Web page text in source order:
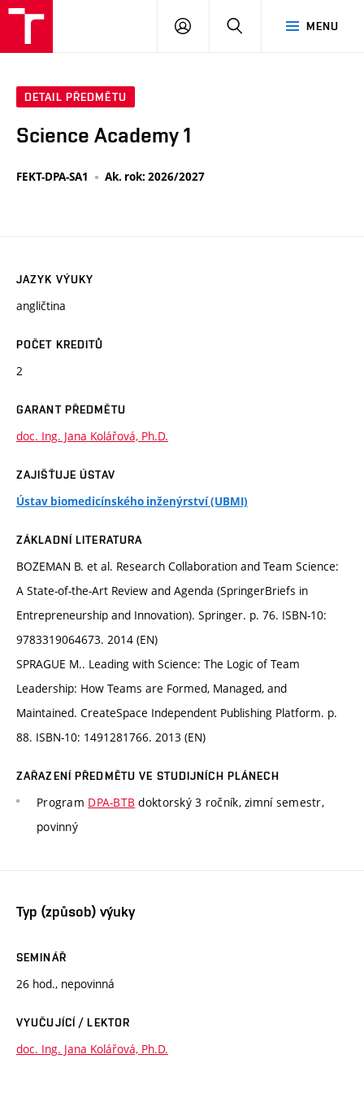
MENU
PŘIHLÁSIT
DETAIL PŘEDMĚTU
Science Academy 1
FEKT-DPA-SA1 Ak. rok: 2026/2027
JAZYK VÝUKY
angličtina
POČET KREDITŮ
2
GARANT PŘEDMĚTU
doc. Ing. Jana Kolářová, Ph.D.
ZAJIŠŤUJE ÚSTAV
Ústav biomedicínského inženýrství (UBMI)
ZÁKLADNÍ LITERATURA
BOZEMAN B. et al. Research Collaboration and Team Science:
A State-of-the-Art Review and Agenda (SpringerBriefs in
Entrepreneurship and Innovation). Springer. p. 76. ISBN-10:
9783319064673. 2014 (EN)
SPRAGUE M.. Leading with Science: The Logic of Team
Leadership: How Teams are Formed, Managed, and
Maintained. CreateSpace Independent Publishing Platform. p.
88. ISBN-10: 1491281766. 2013 (EN)
ZAŘAZENÍ PŘEDMĚTU VE STUDIJNÍCH PLÁNECH
Program DPA-BTB doktorský 3 ročník, zimní semestr,
povinný
Typ (způsob) výuky
SEMINÁŘ
26 hod., nepovinná
VYUČUJÍCÍ / LEKTOR
doc. Ing. Jana Kolářová, Ph.D.